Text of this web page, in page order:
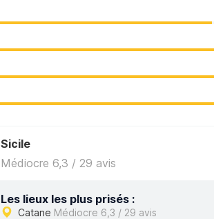
Sicile
Médiocre 6,3 / 29 avis
Les lieux les plus prisés :
Catane Médiocre 6,3 / 29 avis